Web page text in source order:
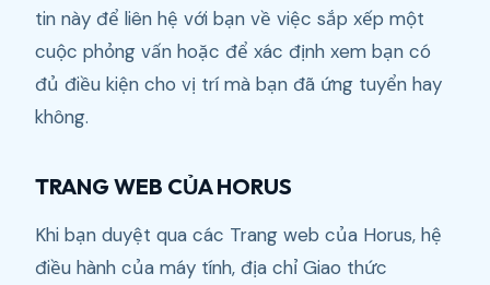
tin này để liên hệ với bạn về việc sắp xếp một
cuộc phỏng vấn hoặc để xác định xem bạn có
đủ điều kiện cho vị trí mà bạn đã ứng tuyển hay
không.
TRANG WEB CỦA HORUS
Khi bạn duyệt qua các Trang web của Horus, hệ
điều hành của máy tính, địa chỉ Giao thức